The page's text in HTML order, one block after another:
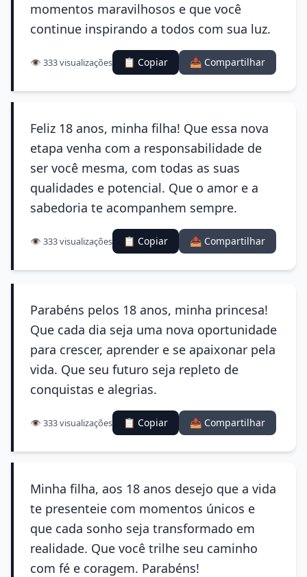
momentos maravilhosos e que você
continue inspirando a todos com sua luz.
👁️ 333 visualizações 📋 Copiar 📤 Compartilhar
Feliz 18 anos, minha filha! Que essa nova
etapa venha com a responsabilidade de
ser você mesma, com todas as suas
qualidades e potencial. Que o amor e a
sabedoria te acompanhem sempre.
👁️ 333 visualizações 📋 Copiar 📤 Compartilhar
Parabéns pelos 18 anos, minha princesa!
Que cada dia seja uma nova oportunidade
para crescer, aprender e se apaixonar pela
vida. Que seu futuro seja repleto de
conquistas e alegrias.
👁️ 333 visualizações 📋 Copiar 📤 Compartilhar
Minha filha, aos 18 anos desejo que a vida
te presenteie com momentos únicos e
que cada sonho seja transformado em
realidade. Que você trilhe seu caminho
com fé e coragem. Parabéns!